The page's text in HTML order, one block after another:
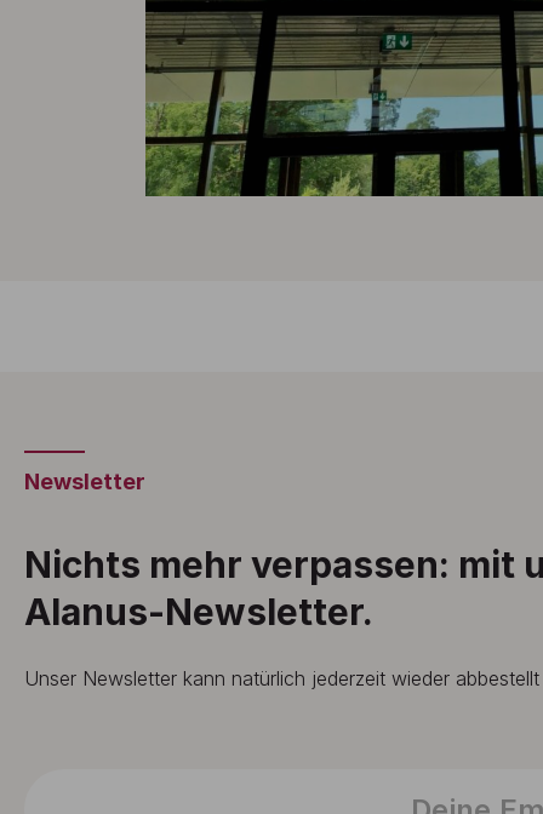
Newsletter
Nichts mehr verpassen: mit
Alanus-Newsletter.
Unser Newsletter kann natürlich jederzeit wieder